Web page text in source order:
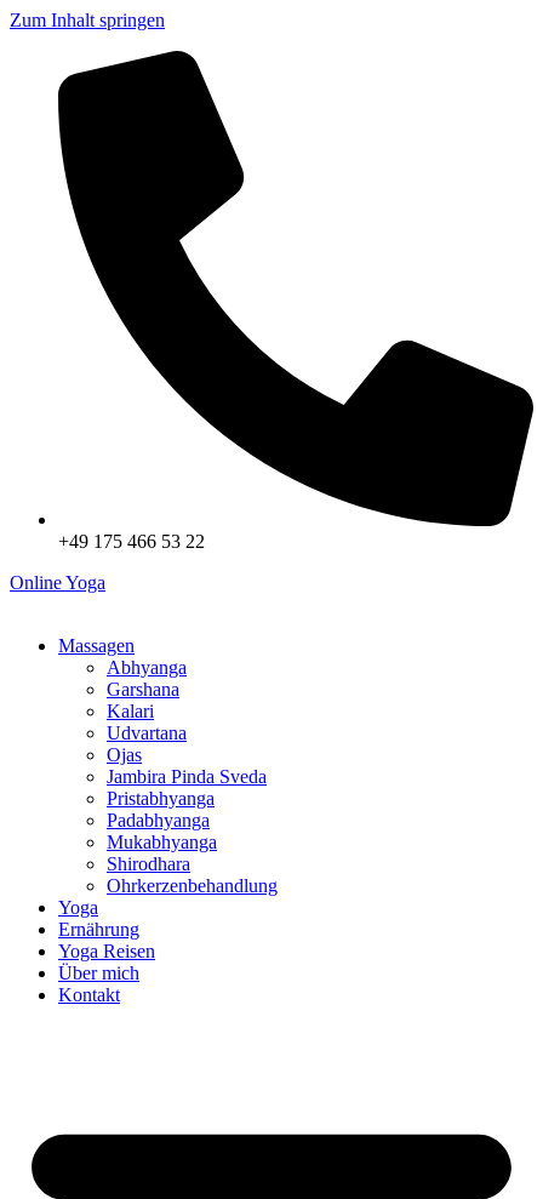
Zum Inhalt springen
+49 175 466 53 22
Online Yoga
Massagen
Abhyanga
Garshana
Kalari
Udvartana
Ojas
Jambira Pinda Sveda
Pristabhyanga
Padabhyanga
Mukabhyanga
Shirodhara
Ohrkerzenbehandlung
Yoga
Ernährung
Yoga Reisen
Über mich
Kontakt